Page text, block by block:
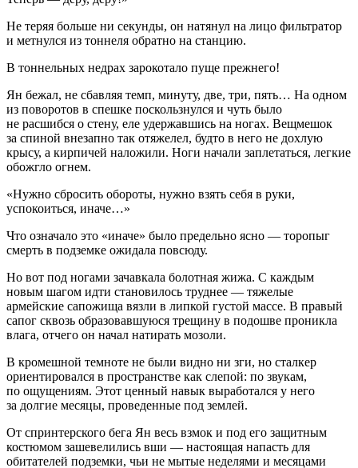
Не теряя больше ни секунды, он натянул на лицо фильтратор
и метнулся из тоннеля обратно на станцию.
В тоннельных недрах зарокотало пуще прежнего!
Ян бежал, не сбавляя темп, минуту, две, три, пять… На одном
из поворотов в спешке поскользнулся и чуть было
не расшибся о стену, еле удержавшись на ногах. Вещмешок
за спиной внезапно так отяжелел, будто в него не дохлую
крысу, а кирпичей наложили. Ноги начали заплетаться, легкие
обожгло огнем.
«Нужно сбросить обороты, нужно взять себя в руки,
успокоиться, иначе…»
Что означало это «иначе» было предельно ясно — торопыг
смерть в подземке ожидала повсюду.
Но вот под ногами зачавкала болотная жижа. С каждым
новым шагом идти становилось труднее — тяжелые
армейские сапожища вязли в липкой густой массе. В правый
сапог сквозь образовавшуюся трещину в подошве проникла
влага, отчего он начал натирать мозоли.
В кромешной темноте не были видно ни зги, но сталкер
ориентировался в пространстве как слепой: по звукам,
по ощущениям. Этот ценный навык выработался у него
за долгие месяцы, проведенные под землей.
От спринтерского бега Ян весь взмок и под его защитным
костюмом зашевелились вши — настоящая напасть для
обитателей подземки, чьи не мытые неделями и месяцами